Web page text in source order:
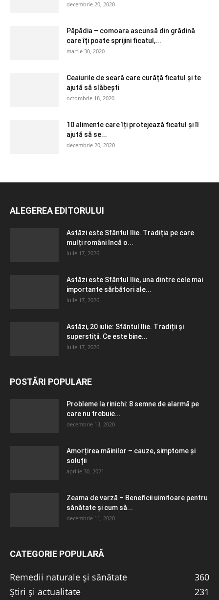
decembrie 20, 2020
Păpădia – comoara ascunsă din grădină
care îți poate sprijini ficatul,...
martie 30, 2020
Ceaiurile de seară care curăță ficatul și te
ajută să slăbești
octombrie 18, 2020
10 alimente care îți protejează ficatul și îl
ajută să se...
decembrie 20, 2020
ALEGEREA EDITORULUI
Astăzi este Sfântul Ilie. Tradiția pe care
mulți români încă o...
iulie 17, 2026
Astăzi este Sfântul Ilie, una dintre cele mai
importante sărbători ale...
iulie 17, 2026
Astăzi, 20 iulie: Sfântul Ilie. Tradiții și
superstiții. Ce este bine...
iulie 17, 2026
POSTĂRI POPULARE
Probleme la rinichi: 8 semne de alarmă pe
care nu trebuie...
decembrie 13, 2020
Amorțirea mâinilor – cauze, simptome și
soluții
aprilie 30, 2021
Zeama de varză – Beneficii uimitoare pentru
sănătate și cum să...
decembrie 11, 2020
CATEGORIE POPULARĂ
Remedii naturale și sănătate
360
Știri și actualitate
231